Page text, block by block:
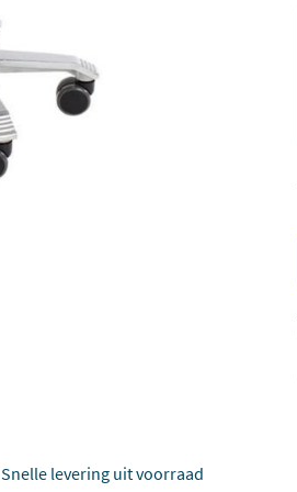
Snelle levering uit voorraad